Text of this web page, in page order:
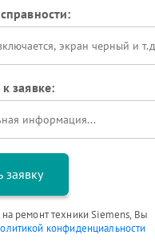
заявке:
заявку
на ремонт техники Siemens, Вы
конфиденциальности